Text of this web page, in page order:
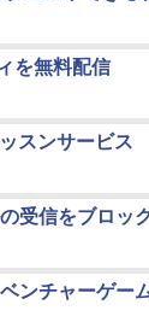
を無料配信
スンサービス
受信をブロッ
ンチャーゲー